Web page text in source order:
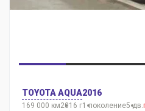
TOYOTA AQUA2016
169 000 км2016 г1 поколение5 дв.